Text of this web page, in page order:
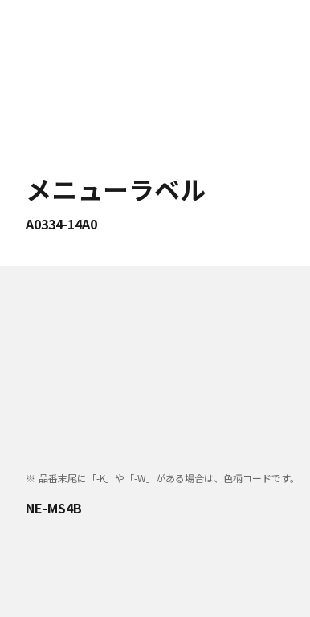
メニューラベル
A0334-14A0
品番末尾に「-K」や「-W」がある場合は、色柄コードです。
NE-MS4B